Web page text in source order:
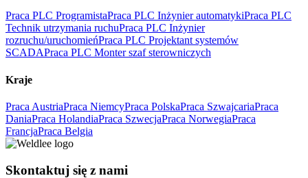
Praca PLC ProgramistaPraca PLC Inżynier automatykiPraca PLC
Technik utrzymania ruchuPraca PLC Inżynier
rozruchu/uruchomieńPraca PLC Projektant systemów
SCADAPraca PLC Monter szaf sterowniczych
Kraje
Praca AustriaPraca NiemcyPraca PolskaPraca SzwajcariaPraca
DaniaPraca HolandiaPraca SzwecjaPraca NorwegiaPraca
FrancjaPraca Belgia
Skontaktuj się z nami